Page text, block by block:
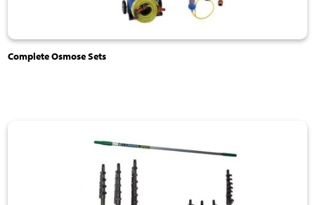
Complete Osmose Sets